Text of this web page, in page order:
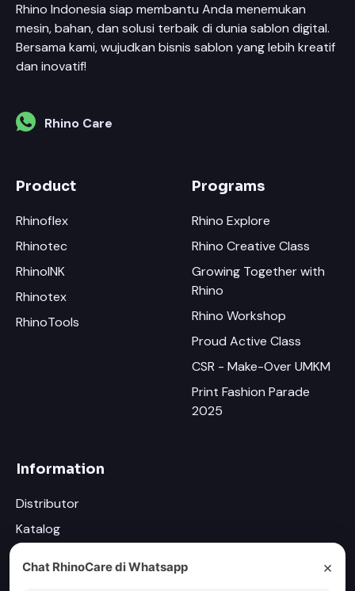
Rhino Indonesia siap membantu Anda menemukan
mesin, bahan, dan solusi terbaik di dunia sablon digital.
Bersama kami, wujudkan bisnis sablon yang lebih kreatif
dan inovatif!
Rhino Care
Product
Rhinoflex
Rhinotec
RhinoINK
Rhinotex
RhinoTools
Programs
Rhino Explore
Rhino Creative Class
Growing Together with
Rhino
Rhino Workshop
Proud Active Class
CSR - Make-Over UMKM
Print Fashion Parade
2025
Information
Distributor
Katalog
Chat RhinoCare di Whatsapp ×